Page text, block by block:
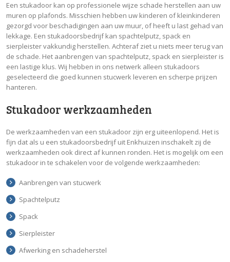
Een stukadoor kan op professionele wijze schade herstellen aan uw
muren op plafonds. Misschien hebben uw kinderen of kleinkinderen
gezorgd voor beschadigingen aan uw muur, of heeft u last gehad van
lekkage. Een stukadoorsbedrijf kan spachtelputz, spack en
sierpleister vakkundig herstellen. Achteraf ziet u niets meer terug van
de schade. Het aanbrengen van spachtelputz, spack en sierpleister is
een lastige klus. Wij hebben in ons netwerk alleen stukadoors
geselecteerd die goed kunnen stucwerk leveren en scherpe prijzen
hanteren.
Stukadoor werkzaamheden
De werkzaamheden van een stukadoor zijn erg uiteenlopend. Het is
fijn dat als u een stukadoorsbedrijf uit Enkhuizen inschakelt zij de
werkzaamheden ook direct af kunnen ronden. Het is mogelijk om een
stukadoor in te schakelen voor de volgende werkzaamheden:
Aanbrengen van stucwerk
Spachtelputz
Spack
Sierpleister
Afwerking en schadeherstel